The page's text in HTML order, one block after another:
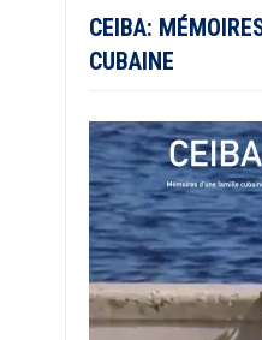
CEIBA:
CUBAINE